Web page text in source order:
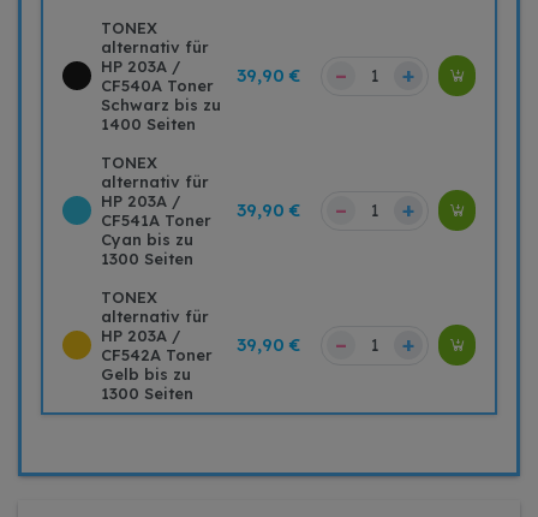
TONEX
alternativ für
HP 203A /
CF540A Toner
Schwarz bis zu
1400 Seiten
39,90 € – +
TONEX
alternativ für
HP 203A /
CF541A Toner
Cyan bis zu
1300 Seiten
39,90 € – +
TONEX
alternativ für
HP 203A /
CF542A Toner
Gelb bis zu
1300 Seiten
39,90 € – +